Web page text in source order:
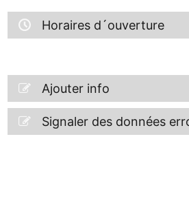
Horaires d´ouverture
Ajouter info
Signaler des données